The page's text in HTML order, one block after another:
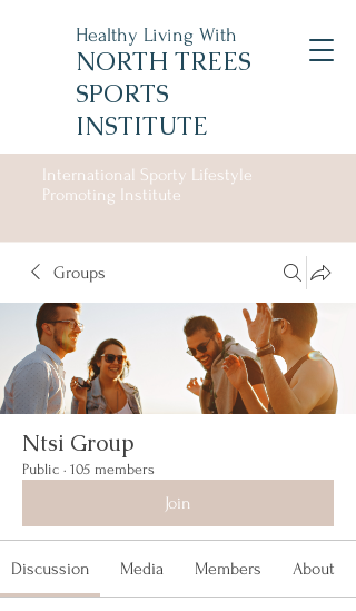
Healthy Living With
NORTH TREES
SPORTS
INSTITUTE
International Sporty Lifestyle
Promoting Institute
Groups
Ntsi Group
Public · 105 members
Join
Discussion Media Members About